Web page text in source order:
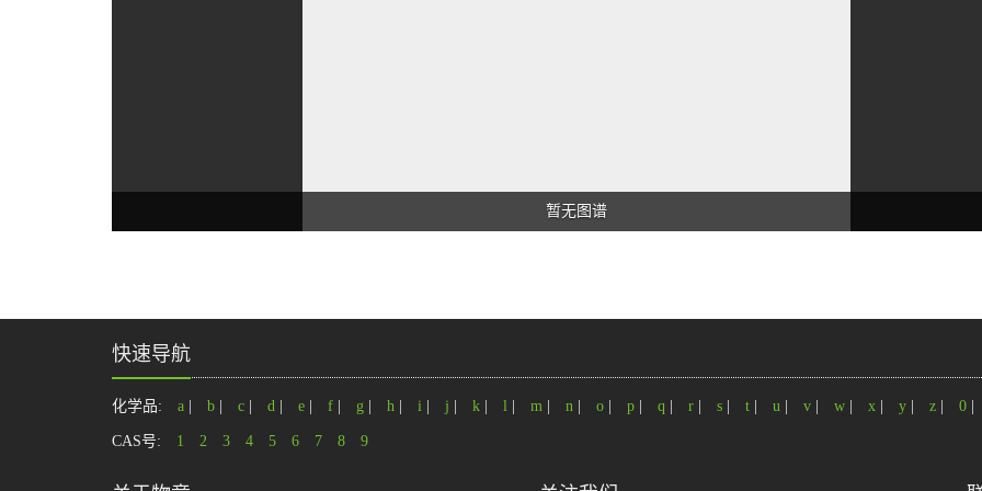
暂无图谱
快速导航
化学品: a b c d e f g h i j k l m n o p q r s t u v w x y z 0
CAS号: 1 2 3 4 5 6 7 8 9